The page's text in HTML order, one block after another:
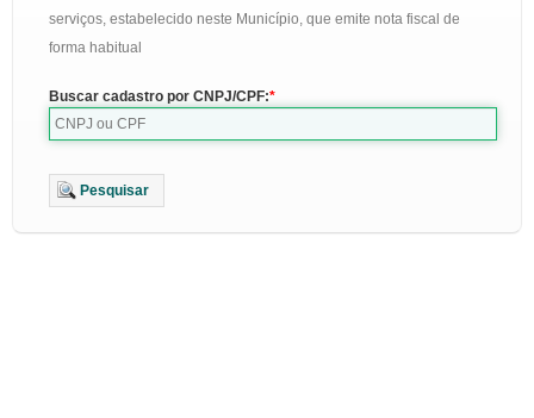
serviços, estabelecido neste Município, que emite nota fiscal de
forma habitual
Buscar cadastro por CNPJ/CPF:
Pesquisar